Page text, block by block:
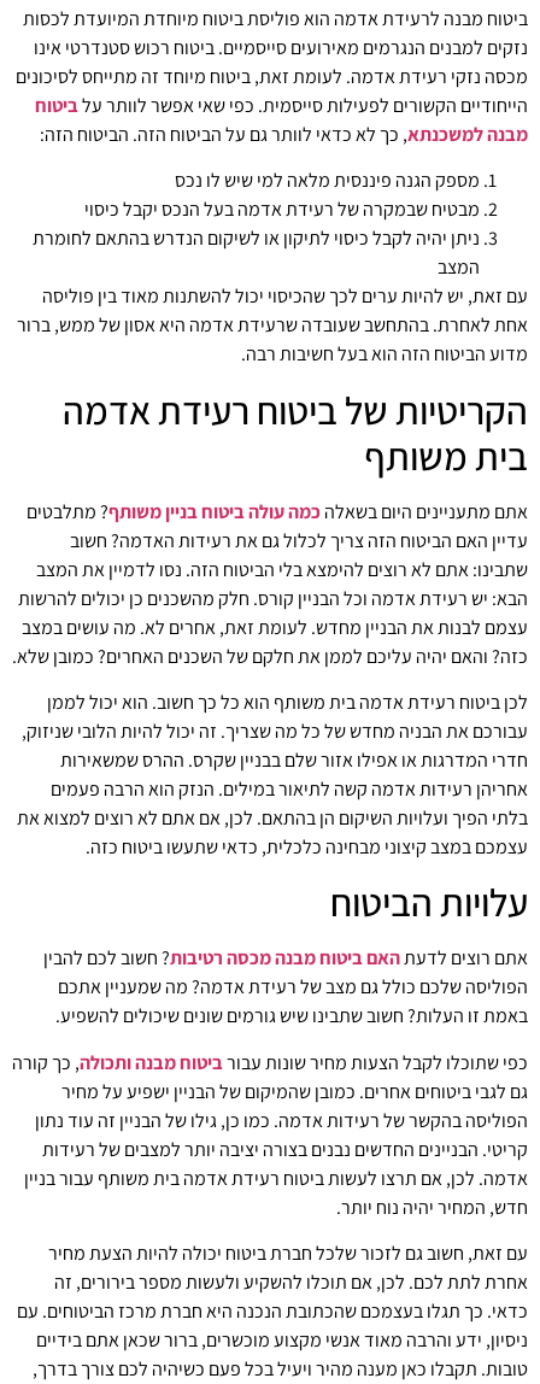
ביטוח מבנה לרעידת אדמה הוא פוליסת ביטוח מיוחדת המיועדת לכסות
נזקים למבנים הנגרמים מאירועים סייסמיים. ביטוח רכוש סטנדרטי אינו
מכסה נזקי רעידת אדמה. לעומת זאת, ביטוח מיוחד זה מתייחס לסיכונים
הייחודיים הקשורים לפעילות סייסמית. כפי שאי אפשר לוותר עלביטוח
מבנה למשכנתא, כך לא כדאי לוותר גם על הביטוח הזה. הביטוח הזה:
מספק הגנה פיננסית מלאה למי שיש לו נכס
מבטיח שבמקרה של רעידת אדמה בעל הנכס יקבל כיסוי
ניתן יהיה לקבל כיסוי לתיקון או לשיקום הנדרש בהתאם לחומרת
המצב
עם זאת, יש להיות ערים לכך שהכיסוי יכול להשתנות מאוד בין פוליסה
אחת לאחרת. בהתחשב שעובדה שרעידת אדמה היא אסון של ממש, ברור
מדוע הביטוח הזה הוא בעל חשיבות רבה.
הקריטיות של ביטוח רעידת אדמה
בית משותף
אתם מתעניינים היום בשאלהכמה עולה ביטוח בניין משותף? מתלבטים
עדיין האם הביטוח הזה צריך לכלול גם את רעידות האדמה? חשוב
שתבינו: אתם לא רוצים להימצא בלי הביטוח הזה. נסו לדמיין את המצב
הבא: יש רעידת אדמה וכל הבניין קורס. חלק מהשכנים כן יכולים להרשות
עצמם לבנות את הבניין מחדש. לעומת זאת, אחרים לא. מה עושים במצב
כזה? והאם יהיה עליכם לממן את חלקם של השכנים האחרים? כמובן שלא.
לכן ביטוח רעידת אדמה בית משותף הוא כל כך חשוב. הוא יכול לממן
עבורכם את הבניה מחדש של כל מה שצריך. זה יכול להיות הלובי שניזוק,
חדרי המדרגות או אפילו אזור שלם בבניין שקרס. ההרס שמשאירות
אחריהן רעידות אדמה קשה לתיאור במילים. הנזק הוא הרבה פעמים
בלתי הפיך ועלויות השיקום הן בהתאם. לכן, אם אתם לא רוצים למצוא את
עצמכם במצב קיצוני מבחינה כלכלית, כדאי שתעשו ביטוח כזה.
עלויות הביטוח
אתם רוצים לדעתהאם ביטוח מבנה מכסה רטיבות? חשוב לכם להבין
הפוליסה שלכם כולל גם מצב של רעידת אדמה? מה שמעניין אתכם
באמת זו העלות? חשוב שתבינו שיש גורמים שונים שיכולים להשפיע.
כפי שתוכלו לקבל הצעות מחיר שונות עבורביטוח מבנה ותכולה, כך קורה
גם לגבי ביטוחים אחרים. כמובן שהמיקום של הבניין ישפיע על מחיר
הפוליסה בהקשר של רעידות אדמה. כמו כן, גילו של הבניין זה עוד נתון
קריטי. הבניינים החדשים נבנים בצורה יציבה יותר למצבים של רעידות
אדמה. לכן, אם תרצו לעשות ביטוח רעידת אדמה בית משותף עבור בניין
חדש, המחיר יהיה נוח יותר.
עם זאת, חשוב גם לזכור שלכל חברת ביטוח יכולה להיות הצעת מחיר
אחרת לתת לכם. לכן, אם תוכלו להשקיע ולעשות מספר בירורים, זה
כדאי. כך תגלו בעצמכם שהכתובת הנכנה היא חברת מרכז הביטוחים. עם
ניסיון, ידע והרבה מאוד אנשי מקצוע מוכשרים, ברור שכאן אתם בידיים
טובות. תקבלו כאן מענה מהיר ויעיל בכל פעם כשיהיה לכם צורך בדרך,